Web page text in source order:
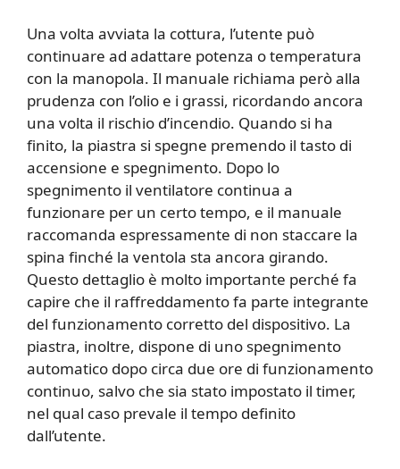
Una volta avviata la cottura, l’utente può
continuare ad adattare potenza o temperatura
con la manopola. Il manuale richiama però alla
prudenza con l’olio e i grassi, ricordando ancora
una volta il rischio d’incendio. Quando si ha
finito, la piastra si spegne premendo il tasto di
accensione e spegnimento. Dopo lo
spegnimento il ventilatore continua a
funzionare per un certo tempo, e il manuale
raccomanda espressamente di non staccare la
spina finché la ventola sta ancora girando.
Questo dettaglio è molto importante perché fa
capire che il raffreddamento fa parte integrante
del funzionamento corretto del dispositivo. La
piastra, inoltre, dispone di uno spegnimento
automatico dopo circa due ore di funzionamento
continuo, salvo che sia stato impostato il timer,
nel qual caso prevale il tempo definito
dall’utente.